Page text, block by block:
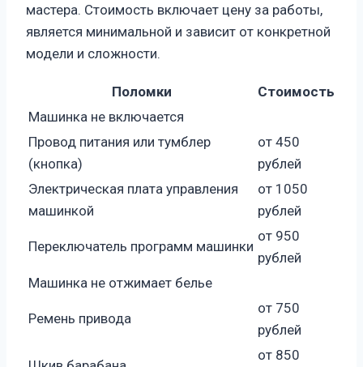
мастера. Стоимость включает цену за работы,
является минимальной и зависит от конкретной
модели и сложности.
Поломки
Стоимость
Машинка не включается
Провод питания или тумблер
(кнопка)
от 450
рублей
Электрическая плата управления
машинкой
от 1050
рублей
Переключатель программ машинки
от 950
рублей
Машинка не отжимает белье
Ремень привода
от 750
рублей
от 850